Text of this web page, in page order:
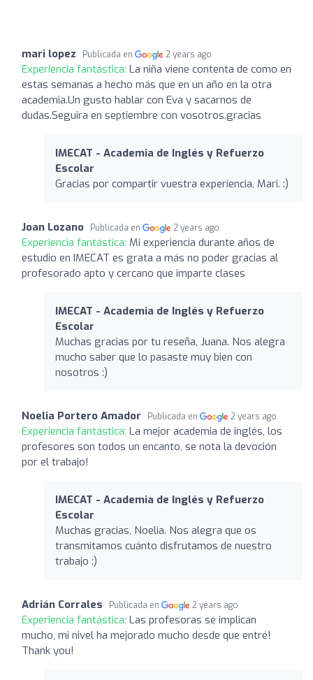
mari lopez Publicada en 2 years ago
Experiencia fantástica: La niña viene contenta de como en
estas semanas a hecho más que en un año en la otra
academia.Un gusto hablar con Eva y sacarnos de
dudas.Seguira en septiembre con vosotros.gracias
IMECAT - Academia de Inglés y Refuerzo
Escolar
Gracias por compartir vuestra experiencia, Mari. :)
Joan Lozano Publicada en 2 years ago
Experiencia fantástica: Mi experiencia durante años de
estudio en IMECAT es grata a más no poder gracias al
profesorado apto y cercano que imparte clases
IMECAT - Academia de Inglés y Refuerzo
Escolar
Muchas gracias por tu reseña, Juana. Nos alegra
mucho saber que lo pasaste muy bien con
nosotros :)
Noelia Portero Amador Publicada en 2 years ago
Experiencia fantástica: La mejor academia de inglés, los
profesores son todos un encanto, se nota la devoción
por el trabajo!
IMECAT - Academia de Inglés y Refuerzo
Escolar
Muchas gracias, Noelia. Nos alegra que os
transmitamos cuánto disfrutamos de nuestro
trabajo :)
Adrián Corrales Publicada en 2 years ago
Experiencia fantástica: Las profesoras se implican
mucho, mi nivel ha mejorado mucho desde que entré!
Thank you!